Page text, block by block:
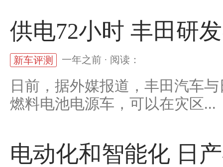
供电72小时 丰田研
新车评测 一年之前 · 阅读：
日前，据外媒报道，丰田汽车
燃料电池电源车，可以在灾区...
电动化和智能化 日